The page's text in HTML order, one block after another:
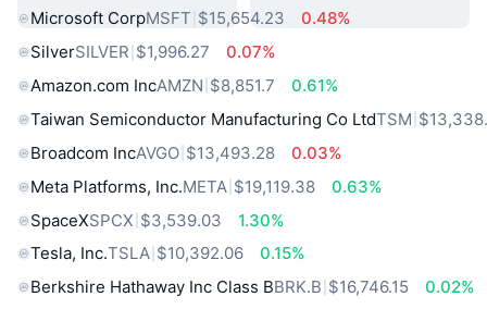
Microsoft CorpMSFT $15,654.23
0.48%
SilverSILVER $1,996.27
0.07%
Amazon.com IncAMZN $8,851.7
0.61%
Taiwan Semiconductor Manufacturing Co LtdTSM
Broadcom IncAVGO $13,493.28
0.03%
Meta Platforms, Inc.META $19,119.38
0.63%
SpaceXSPCX $3,539.03
1.30%
Tesla, Inc.TSLA $10,392.06
0.15%
Berkshire Hathaway Inc Class BBRK.B $16,746.15
0.02%